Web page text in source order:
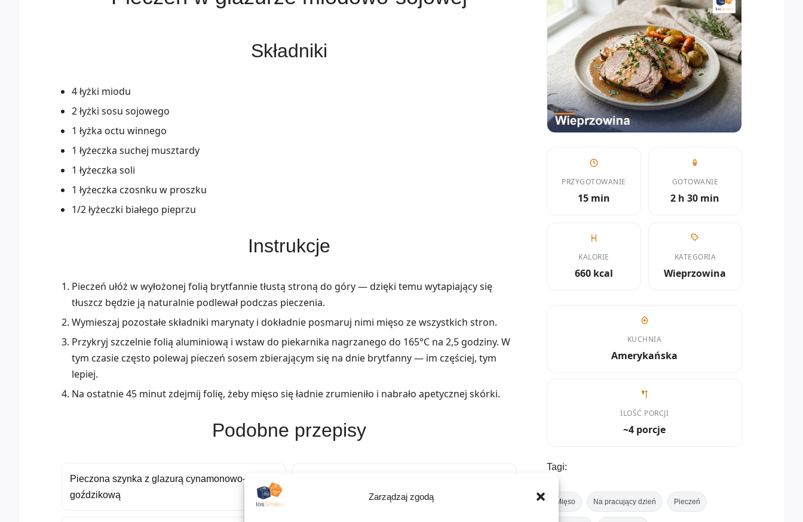
Zarządzaj zgodą
Składniki
4 łyżki miodu
2 łyżki sosu sojowego
1 łyżka octu winnego
1 łyżeczka suchej musztardy
1 łyżeczka soli
1 łyżeczka czosnku w proszku
1/2 łyżeczki białego pieprzu
Instrukcje
Pieczeń ułóż w wyłożonej folią brytfannie tłustą stroną do góry — dzięki temu wytapiający się
tłuszcz będzie ją naturalnie podlewał podczas pieczenia.
Wymieszaj pozostałe składniki marynaty i dokładnie posmaruj nimi mięso ze wszystkich stron.
Przykryj szczelnie folią aluminiową i wstaw do piekarnika nagrzanego do 165°C na 2,5 godziny. W
tym czasie często polewaj pieczeń sosem zbierającym się na dnie brytfanny — im częściej, tym
lepiej.
Na ostatnie 45 minut zdejmij folię, żeby mięso się ładnie zrumieniło i nabrało apetycznej skórki.
Podobne przepisy
Pieczona szynka z glazurą cynamonowo-
goździkową
PRZYGOTOWANIE
15 min
GOTOWANIE
2 h 30 min
KALORIE
660 kcal
KATEGORIA
Wieprzowina
KUCHNIA
Amerykańska
ILOŚĆ PORCJI
~4 porcje
Tagi:
Mięso Na pracujący dzień Pieczeń